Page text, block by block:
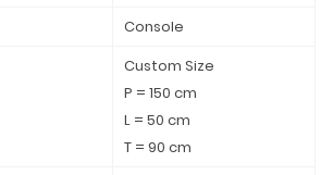
Console
Custom Size
P = 150 cm
L = 50 cm
T = 90 cm